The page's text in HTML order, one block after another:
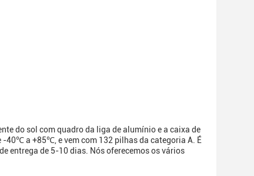
do sol com quadro da liga de alumínio e a caixa de
40℃ a +85℃, e vem com 132 pilhas da categoria A. É
entrega de 5-10 dias. Nós oferecemos os vários